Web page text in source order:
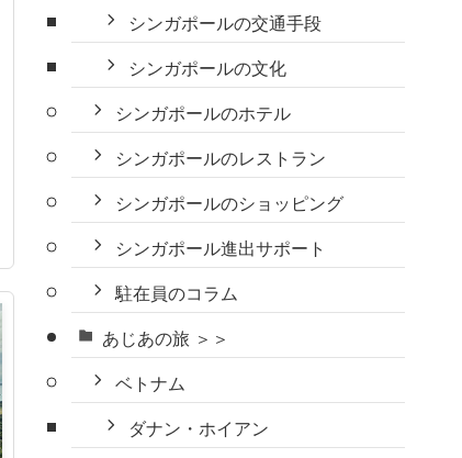
シンガポールの交通手段
シンガポールの文化
シンガポールのホテル
シンガポールのレストラン
シンガポールのショッピング
シンガポール進出サポート
駐在員のコラム
あじあの旅 ＞＞
ベトナム
ダナン・ホイアン